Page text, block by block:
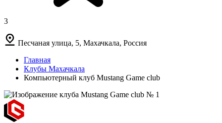
3
Песчаная улица, 5, Махачкала, Россия
Главная
Клубы Махачкала
Компьютерный клуб Mustang Game club